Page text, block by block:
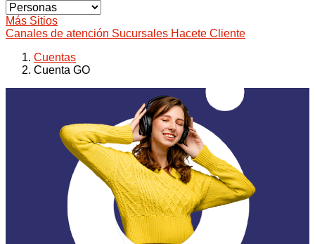
Más Sitios
Canales de atención Sucursales Hacete Cliente
Cuentas
Cuenta GO